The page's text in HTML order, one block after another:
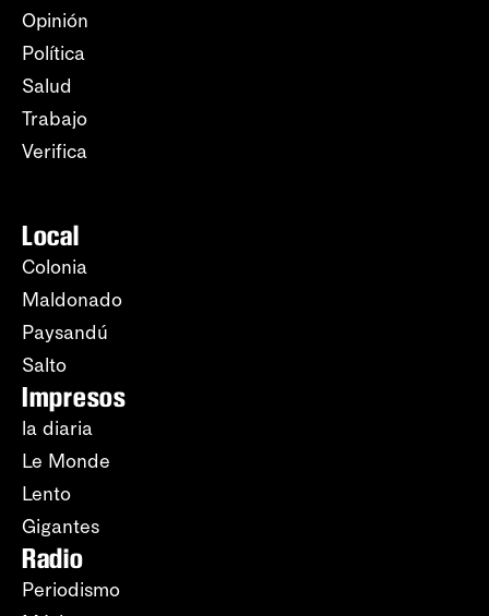
Opinión
Política
Salud
Trabajo
Verifica
Local
Colonia
Maldonado
Paysandú
Salto
Impresos
la diaria
Le Monde
Lento
Gigantes
Radio
Periodismo